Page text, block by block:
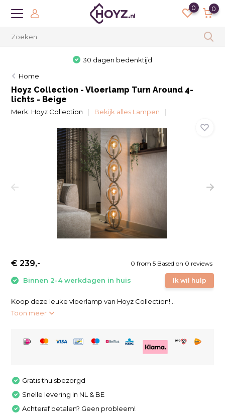
0 0
30 dagen bedenktijd
Home
Hoyz Collection - Vloerlamp Turn Around 4-
lichts - Beige
Merk: Hoyz Collection Bekijk alles Lampen
0 from 5 Based on 0 reviews
Ik wil hulp
€ 239,-
Binnen 2-4 werkdagen in huis
Koop deze leuke vloerlamp van Hoyz Collection!...
Toon meer
Gratis thuisbezorgd
Snelle levering in NL & BE
Achteraf betalen? Geen probleem!